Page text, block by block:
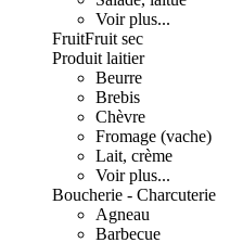
Voir plus...
FruitFruit sec
Produit laitier
Beurre
Brebis
Chèvre
Fromage (vache)
Lait, crème
Voir plus...
Boucherie - Charcuterie
Agneau
Barbecue